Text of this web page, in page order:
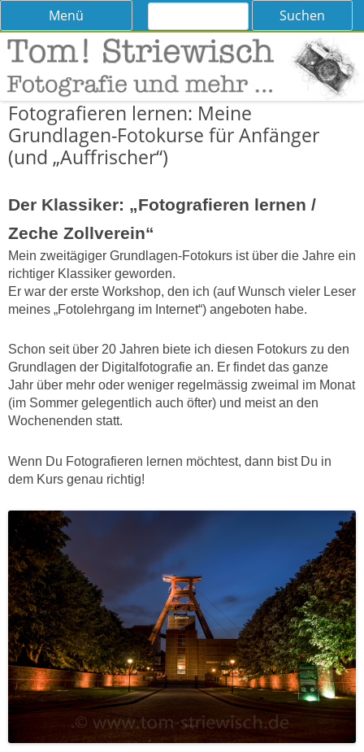
Tom! Striewisch – Fotografieren
lernen
Tipps und Tricks und Meinungen zur Fotografie
Menü
Skip
content
Suchen
Fotografieren lernen: Meine
Grundlagen-Fotokurse für Anfänger
(und „Auffrischer“)
Der Klassiker: „Fotografieren lernen /
Zeche Zollverein“
Mein zweitägiger Grundlagen-Fotokurs ist über die Jahre ein
richtiger Klassiker geworden.
Er war der erste Workshop, den ich (auf Wunsch vieler Leser
meines „Fotolehrgang im Internet“) angeboten habe.
Schon seit über 20 Jahren biete ich diesen Fotokurs zu den
Grundlagen der Digitalfotografie an. Er findet das ganze
Jahr über mehr oder weniger regelmässig zweimal im Monat
(im Sommer gelegentlich auch öfter) und meist an den
Wochenenden statt.
Wenn Du Fotografieren lernen möchtest, dann bist Du in
dem Kurs genau richtig!